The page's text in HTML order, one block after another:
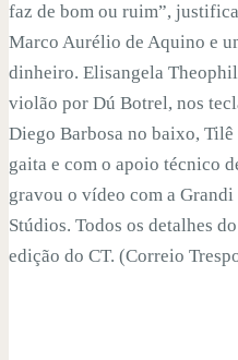
faz de bom ou ruim”,
Marco Aurélio de Aquino e
dinheiro. Elisangela
violão por Dú Botrel, nos
Diego Barbosa no baixo,
gaita e com o apoio técnico
gravou o vídeo com a
Stúdios. Todos os detalhes
edição do CT. (Correio